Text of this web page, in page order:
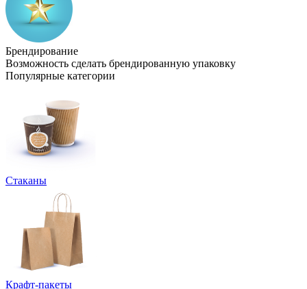
Брендирование
Возможность сделать брендированную упаковку
Популярные категории
Стаканы
Крафт-пакеты